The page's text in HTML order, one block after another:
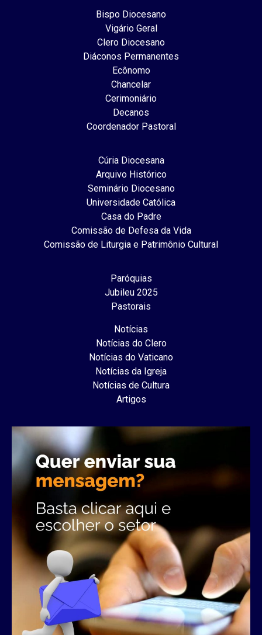
Bispo Diocesano
Vigário Geral
Clero Diocesano
Diáconos Permanentes
Ecônomo
Chancelar
Cerimoniário
Decanos
Coordenador Pastoral
Cúria Diocesana
Arquivo Histórico
Seminário Diocesano
Universidade Católica
Casa do Padre
Comissão de Defesa da Vida
Comissão de Liturgia e Patrimônio Cultural
Paróquias
Jubileu 2025
Pastorais
Notícias
Notícias do Clero
Notícias do Vaticano
Notícias da Igreja
Notícias de Cultura
Artigos